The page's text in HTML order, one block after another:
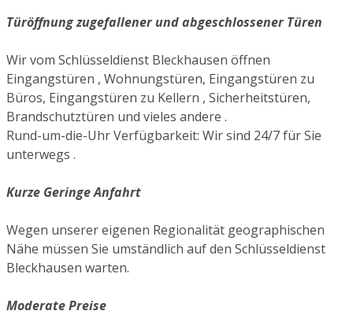
Türöffnung zugefallener und abgeschlossener Türen
Wir vom Schlüsseldienst Bleckhausen öffnen
Eingangstüren , Wohnungstüren, Eingangstüren zu
Büros, Eingangstüren zu Kellern , Sicherheitstüren,
Brandschutztüren und vieles andere .
Rund-um-die-Uhr Verfügbarkeit: Wir sind 24/7 für Sie
unterwegs .
Kurze Geringe Anfahrt
Wegen unserer eigenen Regionalität geographischen
Nähe müssen Sie umständlich auf den Schlüsseldienst
Bleckhausen warten.
Moderate Preise